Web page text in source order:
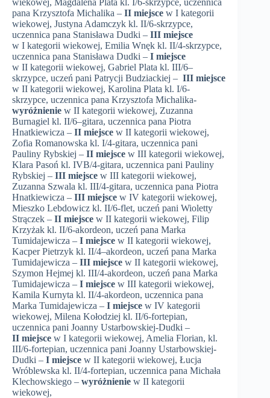
wiekowej, Magdalena Plata kl. I/6-skrzypce, uczennica
pana Krzysztofa Michalika – II miejsce w I kategorii
wiekowej, Justyna Adamczyk kl. II/6-skrzypce,
uczennica pana Stanisława Dudki – III miejsce
w I kategorii wiekowej, Emilia Wnęk kl. II/4-skrzypce,
uczennica pana Stanisława Dudki – I miejsce
w II kategorii wiekowej, Gabriel Plata kl. III/6–
skrzypce, uczeń pani Patrycji Budziackiej – III miejsce
w II kategorii wiekowej, Karolina Plata kl. I/6-
skrzypce, uczennica pana Krzysztofa Michalika-
wyróżnienie w II kategorii wiekowej, Zuzanna
Burnagiel kl. II/6–gitara, uczennica pana Piotra
Hnatkiewicza – II miejsce w II kategorii wiekowej,
Zofia Romanowska kl. I/4-gitara, uczennica pani
Pauliny Rybskiej – II miejsce w III kategorii wiekowej,
Klara Pasoń kl. IVB/4-gitara, uczennica pani Pauliny
Rybskiej – III miejsce w III kategorii wiekowej,
Zuzanna Szwala kl. III/4-gitara, uczennica pana Piotra
Hnatkiewicza – III miejsce w IV kategorii wiekowej,
Mieszko Lebdowicz kl. II/6-flet, uczeń pani Wioletty
Strączek – II miejsce w II kategorii wiekowej, Filip
Krzyżak kl. II/6-akordeon, uczeń pana Marka
Tumidajewicza – I miejsce w II kategorii wiekowej,
Kacper Pietrzyk kl. II/4–akordeon, uczeń pana Marka
Tumidajewicza – III miejsce w II kategorii wiekowej,
Szymon Hejmej kl. III/4-akordeon, uczeń pana Marka
Tumidajewicza – I miejsce w III kategorii wiekowej,
Kamila Kurnyta kl. II/4-akordeon, uczennica pana
Marka Tumidajewicza – I miejsce w IV kategorii
wiekowej, Milena Kołodziej kl. II/6-fortepian,
uczennica pani Joanny Ustarbowskiej-Dudki –
II miejsce w I kategorii wiekowej, Amelia Florian, kl.
III/6-fortepian, uczennica pani Joanny Ustarbowskiej-
Dudki – I miejsce w II kategorii wiekowej, Łucja
Wróblewska kl. II/4-fortepian, uczennica pana Michała
Klechowskiego – wyróżnienie w II kategorii
wiekowej,